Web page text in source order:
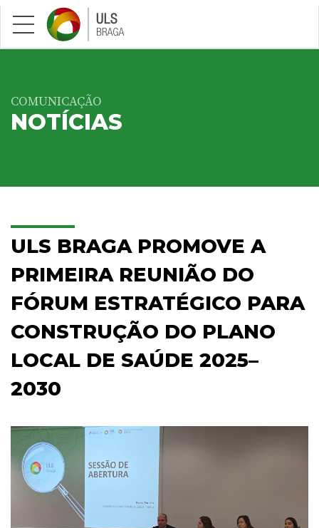
Saltar para conteúdo principal
COMUNICAÇÃO
NOTÍCIAS
ULS BRAGA PROMOVE A
PRIMEIRA REUNIÃO DO
FÓRUM ESTRATÉGICO PARA
CONSTRUÇÃO DO PLANO
LOCAL DE SAÚDE 2025–
2030